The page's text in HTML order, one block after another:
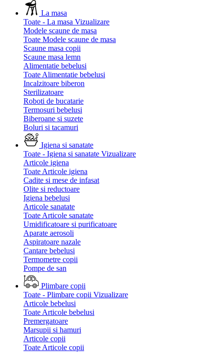
La masa
Toate - La masa Vizualizare
Modele scaune de masa
Toate Modele scaune de masa
Scaune masa copii
Scaune masa lemn
Alimentatie bebelusi
Toate Alimentatie bebelusi
Incalzitoare biberon
Sterilizatoare
Roboti de bucatarie
Termosuri bebelusi
Biberoane si suzete
Boluri si tacamuri
Igiena si sanatate
Toate - Igiena si sanatate Vizualizare
Articole igiena
Toate Articole igiena
Cadite si mese de infasat
Olite si reductoare
Igiena bebelusi
Articole sanatate
Toate Articole sanatate
Umidificatoare si purificatoare
Aparate aerosoli
Aspiratoare nazale
Cantare bebelusi
Termometre copii
Pompe de san
Plimbare copii
Toate - Plimbare copii Vizualizare
Articole bebelusi
Toate Articole bebelusi
Premergatoare
Marsupii si hamuri
Articole copii
Toate Articole copii